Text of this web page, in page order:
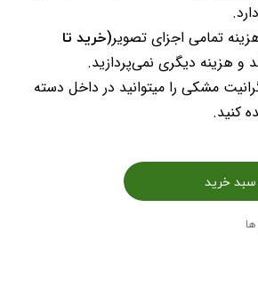
تمامی اجزای تصویر(خرید تا
و هزینه دیگری نمی‌پردازید.
مشکی را میتوانید در داخل دسته
کنید.
سبد خرید